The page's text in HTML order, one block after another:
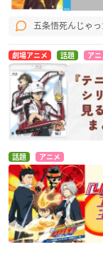
五条悟死んじゃ
劇場アニメ 話題 アニ
話題 アニメ